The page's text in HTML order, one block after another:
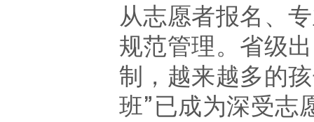
从志愿者报名、
规范管理。 省级
制 ， 越来越多的
班”已成为深受志